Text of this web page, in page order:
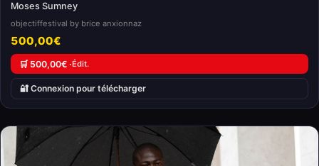
Moses Sumney
objectiffestival by brice anxionnaz
500,00€
🛒 500,00€ ·Édit.
🔐 Connexion pour télécharger